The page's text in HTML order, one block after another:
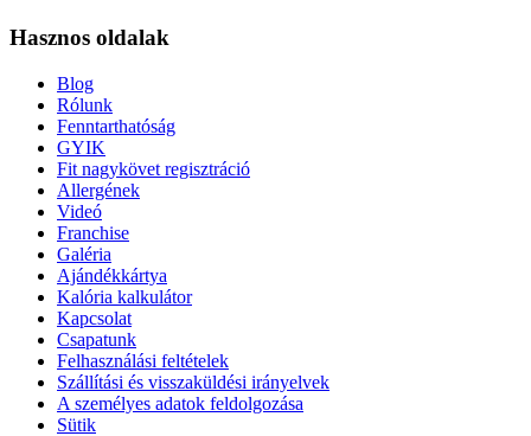
Hasznos oldalak
Blog
Rólunk
Fenntarthatóság
GYIK
Fit nagykövet regisztráció
Allergének
Videó
Franchise
Galéria
Ajándékkártya
Kalória kalkulátor
Kapcsolat
Csapatunk
Felhasználási feltételek
Szállítási és visszaküldési irányelvek
A személyes adatok feldolgozása
Sütik